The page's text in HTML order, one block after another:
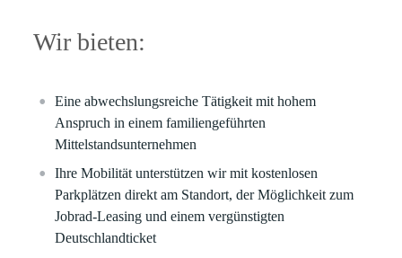
Wir bieten:
Eine abwechslungsreiche Tätigkeit mit hohem
Anspruch in einem familiengeführten
Mittelstandsunternehmen
Ihre Mobilität unterstützen wir mit kostenlosen
Parkplätzen direkt am Standort, der Möglichkeit zum
Jobrad-Leasing und einem vergünstigten
Deutschlandticket